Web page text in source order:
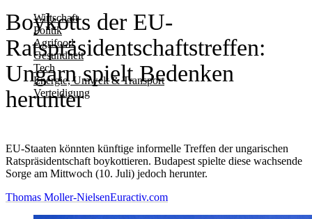
Wirtschaft
Politik
Agrifood
Gesundheit
Tech
Energie, Umwelt & Transport
Verteidigung
Boykotts der EU-
Ratspräsidentschaftstreffen:
Ungarn spielt Bedenken
herunter
EU-Staaten könnten künftige informelle Treffen der ungarischen
Ratspräsidentschaft boykottieren. Budapest spielte diese wachsende
Sorge am Mittwoch (10. Juli) jedoch herunter.
Thomas Moller-NielsenEuractiv.com